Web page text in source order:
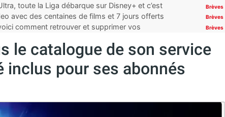
toute la Liga débarque sur Disney+ et c’est
Brèves
avec des centaines de films et 7 jours offerts Brèves
comment retrouver et supprimer vos
Brèves
le catalogue de son service
inclus pour ses abonnés